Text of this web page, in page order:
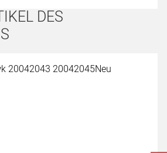
DES